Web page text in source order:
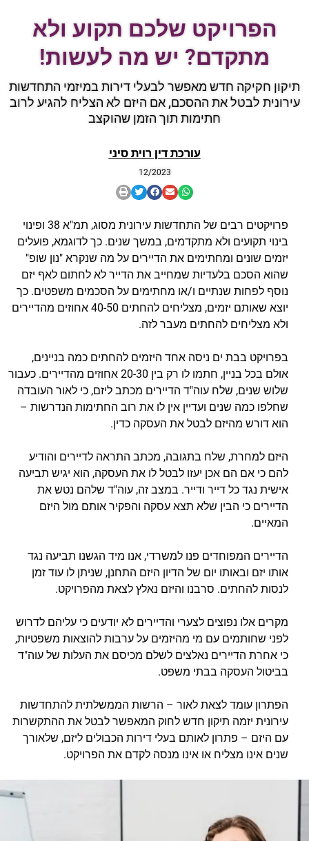
הפרויקט שלכם תקוע ולא
מתקדם? יש מה לעשות!
תיקון חקיקה חדש מאפשר לבעלי דירות במיזמי התחדשות
עירונית לבטל את ההסכם, אם היזם לא הצליח להגיע לרוב
חתימות תוך הזמן שהוקצב
עורכת דין רוית סיני
12/2023
פרויקטים רבים של התחדשות עירונית מסוג, תמ"א 38 ופינוי
בינוי תקועים ולא מתקדמים, במשך שנים. כך לדוגמא, פועלים
יזמים שונים ומחתימים את הדיירים על מה שנקרא "נון שופ"
שהוא הסכם בלעדיות שמחייב את הדייר לא לחתום לאף יזם
נוסף לפחות שנתיים ו/או מחתימים על הסכמים משפטים. כך
יוצא שאותם יזמים, מצליחים להחתים 40-50 אחוזים מהדיירים
ולא מצליחים להחתים מעבר לזה.
בפרויקט בבת ים ניסה אחד היזמים להחתים כמה בניינים,
אולם בכל בניין, חתמו לו רק בין 20-30 אחוזים מהדיירים. כעבור
שלוש שנים, שלח עוה"ד הדיירים מכתב ליזם, כי לאור העובדה
שחלפו כמה שנים ועדיין אין לו את רוב החתימות הנדרשות –
הוא דורש מהיזם לבטל את העסקה כדין.
היזם למחרת, שלח בתגובה, מכתב התראה לדיירים והודיע
להם כי אם הם אכן יעזו לבטל לו את העסקה, הוא יגיש תביעה
אישית נגד כל דייר ודייר. במצב זה, עוה"ד שלהם נטש את
הדיירים כי הבין שלא תצא עסקה והפקיר אותם מול היזם
המאיים.
הדיירים המפוחדים פנו למשרדי, אנו מיד הגשנו תביעה נגד
אותו יזם ובאותו יום של הדיון היזם התחנן, שניתן לו עוד זמן
לנסות להחתים. סרבנו והיזם נאלץ לצאת מהפרויקט.
מקרים אלו נפוצים לצערי והדיירים לא יודעים כי עליהם לדרוש
לפני שחותמים עם מי מהיזמים על ערבות להוצאות משפטיות,
כי אחרת הדיירים נאלצים לשלם מכיסם את העלות של עוה"ד
בביטול העסקה בבתי משפט.
הפתרון עומד לצאת לאור – הרשות הממשלתית להתחדשות
עירונית יזמה תיקון חדש לחוק המאפשר לבטל את ההתקשרות
עם היזם – פתרון לאותם בעלי דירות הכבולים ליזם, שלאורך
שנים אינו מצליח או אינו מנסה לקדם את הפרויקט.